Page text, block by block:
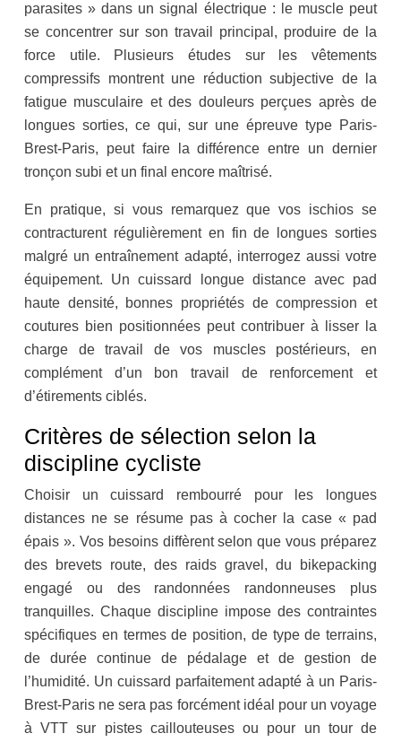
parasites » dans un signal électrique : le muscle peut
se concentrer sur son travail principal, produire de la
force utile. Plusieurs études sur les vêtements
compressifs montrent une réduction subjective de la
fatigue musculaire et des douleurs perçues après de
longues sorties, ce qui, sur une épreuve type Paris-
Brest-Paris, peut faire la différence entre un dernier
tronçon subi et un final encore maîtrisé.
En pratique, si vous remarquez que vos ischios se
contracturent régulièrement en fin de longues sorties
malgré un entraînement adapté, interrogez aussi votre
équipement. Un cuissard longue distance avec pad
haute densité, bonnes propriétés de compression et
coutures bien positionnées peut contribuer à lisser la
charge de travail de vos muscles postérieurs, en
complément d’un bon travail de renforcement et
d’étirements ciblés.
Critères de sélection selon la
discipline cycliste
Choisir un cuissard rembourré pour les longues
distances ne se résume pas à cocher la case « pad
épais ». Vos besoins diffèrent selon que vous préparez
des brevets route, des raids gravel, du bikepacking
engagé ou des randonnées randonneuses plus
tranquilles. Chaque discipline impose des contraintes
spécifiques en termes de position, de type de terrains,
de durée continue de pédalage et de gestion de
l’humidité. Un cuissard parfaitement adapté à un Paris-
Brest-Paris ne sera pas forcément idéal pour un voyage
à VTT sur pistes caillouteuses ou pour un tour de